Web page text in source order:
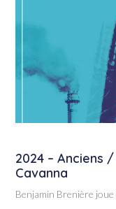
2024 – Anciens
Cavanna
Benjamin Brenière joue